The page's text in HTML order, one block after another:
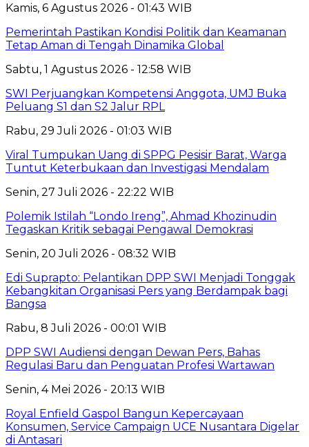
Kamis, 6 Agustus 2026 - 01:43 WIB
Pemerintah Pastikan Kondisi Politik dan Keamanan
Tetap Aman di Tengah Dinamika Global
Sabtu, 1 Agustus 2026 - 12:58 WIB
SWI Perjuangkan Kompetensi Anggota, UMJ Buka
Peluang S1 dan S2 Jalur RPL
Rabu, 29 Juli 2026 - 01:03 WIB
Viral Tumpukan Uang di SPPG Pesisir Barat, Warga
Tuntut Keterbukaan dan Investigasi Mendalam
Senin, 27 Juli 2026 - 22:22 WIB
Polemik Istilah “Londo Ireng”, Ahmad Khozinudin
Tegaskan Kritik sebagai Pengawal Demokrasi
Senin, 20 Juli 2026 - 08:32 WIB
Edi Suprapto: Pelantikan DPP SWI Menjadi Tonggak
Kebangkitan Organisasi Pers yang Berdampak bagi
Bangsa
Rabu, 8 Juli 2026 - 00:01 WIB
DPP SWI Audiensi dengan Dewan Pers, Bahas
Regulasi Baru dan Penguatan Profesi Wartawan
Senin, 4 Mei 2026 - 20:13 WIB
Royal Enfield Gaspol Bangun Kepercayaan
Konsumen, Service Campaign UCE Nusantara Digelar
di Antasari